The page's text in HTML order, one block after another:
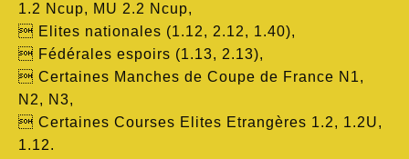
1.2 Ncup, MU 2.2 Ncup,
 Elites nationales (1.12, 2.12, 1.40),
 Fédérales espoirs (1.13, 2.13),
 Certaines Manches de Coupe de France N1,
N2, N3,
 Certaines Courses Elites Etrangères 1.2, 1.2U,
1.12.